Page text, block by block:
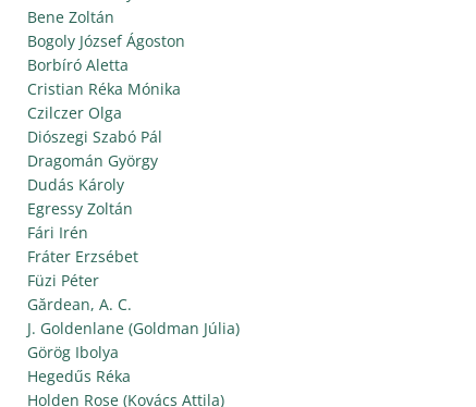
Bene Zoltán
Bogoly József Ágoston
Borbíró Aletta
Cristian Réka Mónika
Czilczer Olga
Diószegi Szabó Pál
Dragomán György
Dudás Károly
Egressy Zoltán
Fári Irén
Fráter Erzsébet
Füzi Péter
Gărdean, A. C.
J. Goldenlane (Goldman Júlia)
Görög Ibolya
Hegedűs Réka
Holden Rose (Kovács Attila)